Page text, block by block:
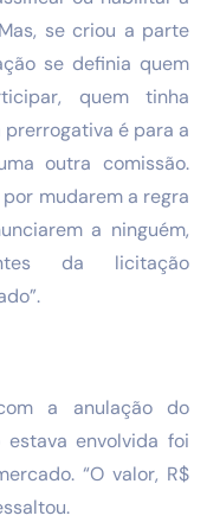
se criou a parte
se definia quem
quem tinha
prerrogativa é para a
outra comissão.
mudarem a regra
a ninguém,
da licitação
a anulação do
envolvida foi
“O valor, R$